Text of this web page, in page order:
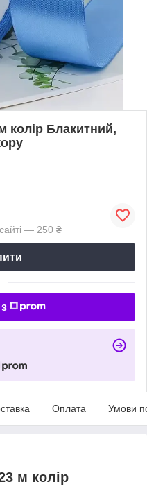
колір Блакитний,
— 250 ₴
Оплата Умови
м колір